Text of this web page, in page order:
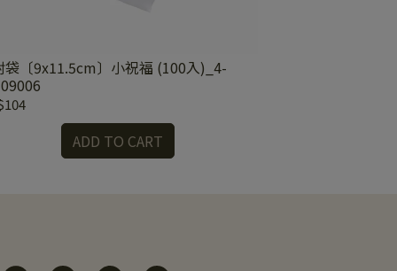
袋〔9x11.5cm〕小祝福 (100入)_4-
ADD TO CART